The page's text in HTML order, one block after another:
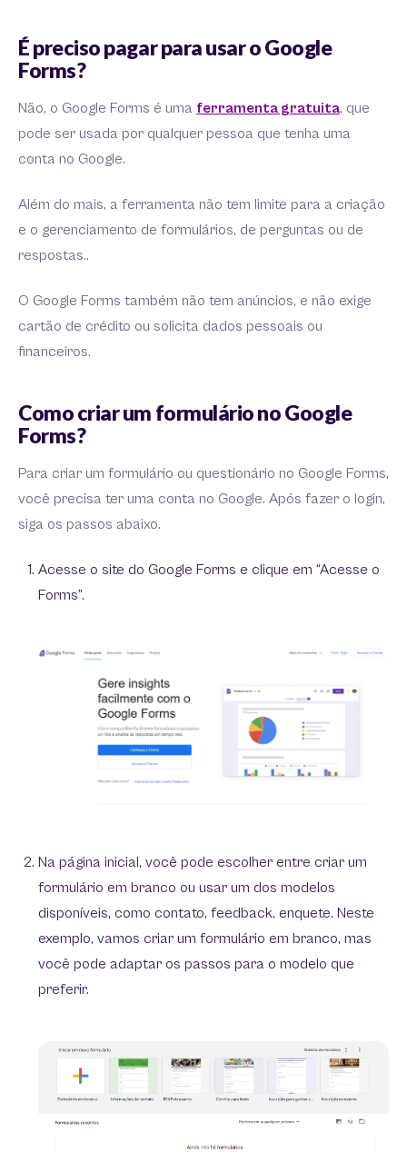
É preciso pagar para usar o Google
Forms?
Não, o Google Forms é uma ferramenta gratuita, que
pode ser usada por qualquer pessoa que tenha uma
conta no Google.
Além do mais, a ferramenta não tem limite para a criação
e o gerenciamento de formulários, de perguntas ou de
respostas..
O Google Forms também não tem anúncios, e não exige
cartão de crédito ou solicita dados pessoais ou
financeiros.
Como criar um formulário no Google
Forms?
Para criar um formulário ou questionário no Google Forms,
você precisa ter uma conta no Google. Após fazer o login,
siga os passos abaixo.
Acesse o site do Google Forms e clique em “Acesse o
Forms”.
Na página inicial, você pode escolher entre criar um
formulário em branco ou usar um dos modelos
disponíveis, como contato, feedback, enquete. Neste
exemplo, vamos criar um formulário em branco, mas
você pode adaptar os passos para o modelo que
preferir.